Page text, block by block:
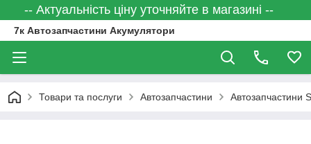
-- Актуальність ціну уточняйте в магазині --
7к Автозапчастини Акумулятори
Товари та послуги Автозапчастини Автозапчастини